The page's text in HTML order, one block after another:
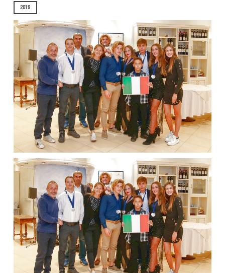
2019